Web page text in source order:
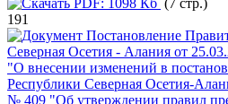
PDF: 1098 Кб (7 стр.)
191
Постановление
Северная Осетия - Алания от
"О внесении изменений в
Республики Северная Осетия-
№ 409 "Об утверждении правил